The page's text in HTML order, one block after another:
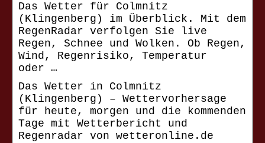
Das Wetter für Colmnitz
(Klingenberg) im Überblick. Mit dem
RegenRadar verfolgen Sie live
Regen, Schnee und Wolken. Ob Regen,
Wind, Regenrisiko, Temperatur
oder …
Das Wetter in Colmnitz
(Klingenberg) – Wettervorhersage
für heute, morgen und die kommenden
Tage mit Wetterbericht und
Regenradar von wetteronline.de